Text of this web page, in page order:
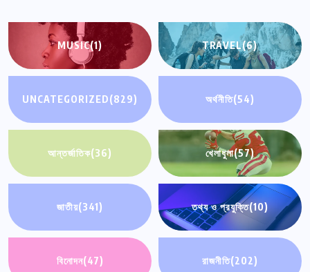
MUSIC(1) TRAVEL(6)
UNCATEGORIZED(829) অর্থনীতি(54)
আন্তর্জাতিক(36) খেলাধুলা(57)
জাতীয়(341) তথ্য ও প্রযুক্তি(10)
বিনোদন(47) রাজনীতি(202)